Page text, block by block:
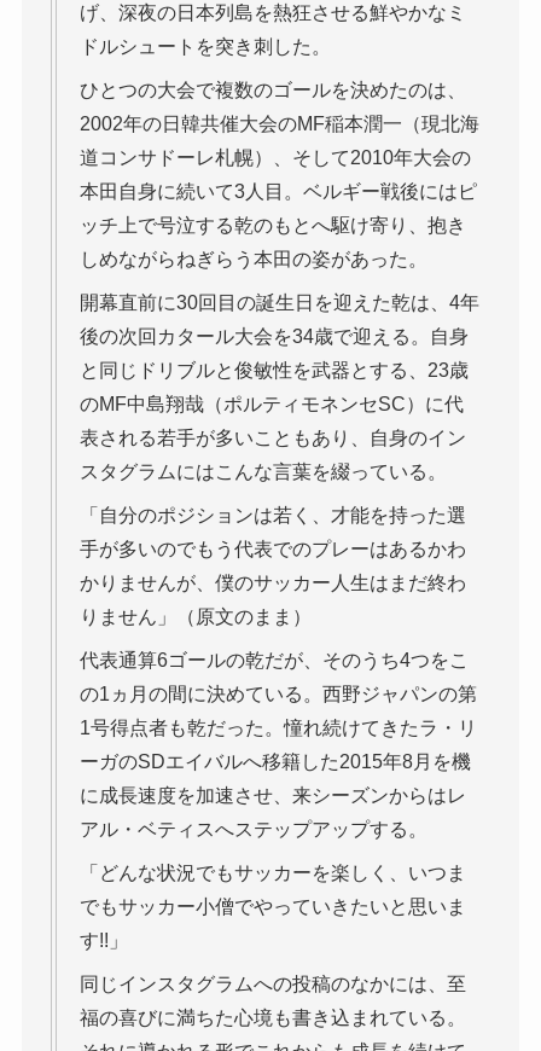
げ、深夜の日本列島を熱狂させる鮮やかなミ
ドルシュートを突き刺した。
ひとつの大会で複数のゴールを決めたのは、
2002年の日韓共催大会のMF稲本潤一（現北海
道コンサドーレ札幌）、そして2010年大会の
本田自身に続いて3人目。ベルギー戦後にはピ
ッチ上で号泣する乾のもとへ駆け寄り、抱き
しめながらねぎらう本田の姿があった。
開幕直前に30回目の誕生日を迎えた乾は、4年
後の次回カタール大会を34歳で迎える。自身
と同じドリブルと俊敏性を武器とする、23歳
のMF中島翔哉（ポルティモネンセSC）に代
表される若手が多いこともあり、自身のイン
スタグラムにはこんな言葉を綴っている。
「自分のポジションは若く、才能を持った選
手が多いのでもう代表でのプレーはあるかわ
かりませんが、僕のサッカー人生はまだ終わ
りません」（原文のまま）
代表通算6ゴールの乾だが、そのうち4つをこ
の1ヵ月の間に決めている。西野ジャパンの第
1号得点者も乾だった。憧れ続けてきたラ・リ
ーガのSDエイバルへ移籍した2015年8月を機
に成長速度を加速させ、来シーズンからはレ
アル・ベティスへステップアップする。
「どんな状況でもサッカーを楽しく、いつま
でもサッカー小僧でやっていきたいと思いま
す!!」
同じインスタグラムへの投稿のなかには、至
福の喜びに満ちた心境も書き込まれている。